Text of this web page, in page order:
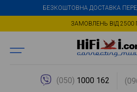
БЕЗКОШТОВНА ДОСТАВКА
ЗАМОВЛЕНЬ ВІД 2500
(050) 1000 162